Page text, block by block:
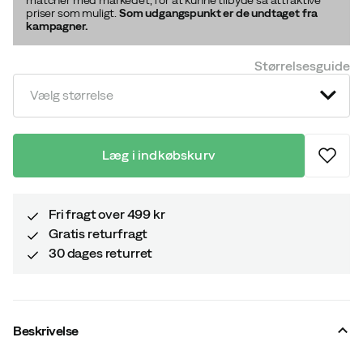
priser som muligt. Som udgangspunkt er de undtaget fra
kampagner.
Størrelsesguide
Vælg størrelse
Læg i indkøbskurv
Fri fragt over 499 kr
Gratis returfragt
30 dages returret
Beskrivelse